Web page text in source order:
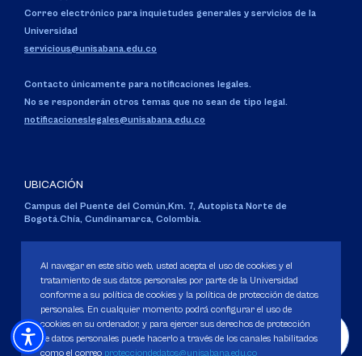
Correo electrónico para inquietudes generales y servicios de la
Universidad
servicious@unisabana.edu.co
Contacto únicamente para notificaciones legales.
No se responderán otros temas que no sean de tipo legal.
notificacioneslegales@unisabana.edu.co
UBICACIÓN
Campus del Puente del Común,Km. 7, Autopista Norte de
Bogotá.Chía, Cundinamarca, Colombia.
Personería Jurídica:Resolución 130 del 14 de enero de 1980.
Ministerio de Educación Nacional.
Al navegar en este sitio web, usted acepta el uso de cookies y el
tratamiento de sus datos personales por parte de la Universidad
conforme a su política de cookies y la política de protección de datos
personales. En cualquier momento podrá configurar el uso de
cookies en su ordenador, y para ejercer sus derechos de protección
de datos personales puede hacerlo a través de los canales habilitados
como el correo protecciondedatos@unisabana.edu.co